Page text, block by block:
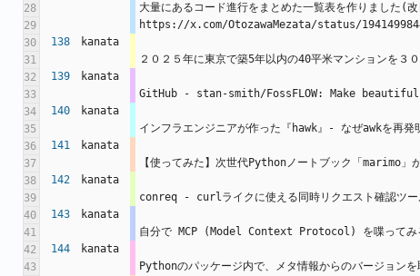
28
大量にあるコード進行をまとめた一覧表を作りました(
29
https://x.com/OtozawaMezata/status/
30
138
kanata
31
２０２５年に東京で築5年以内の40平米マンション
32
139
kanata
33
GitHub - stan-smith/FossFLOW: Make
34
140
kanata
35
インフラエンジニアが作った『hawk』- なぜawk
36
141
kanata
37
【使ってみた】次世代Pythonノートブック「
38
142
kanata
39
conreq - curlライクに使える同時リクエスト確
40
143
kanata
41
自分で MCP (Model Context Protocol) を喋っ
42
144
kanata
43
Pythonのパッケージ内で、メタ情報からのバージ